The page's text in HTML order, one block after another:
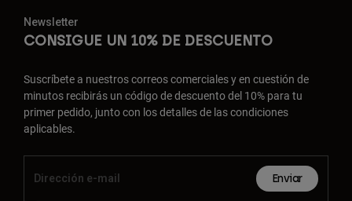
Newsletter
CONSIGUE UN 10% DE DESCUENTO
Suscríbete a nuestros correos comerciales y en cuestión de
minutos recibirás un código de descuento del 10% para tu
primer pedido, junto con los detalles de las condiciones
aplicables.
Enviar